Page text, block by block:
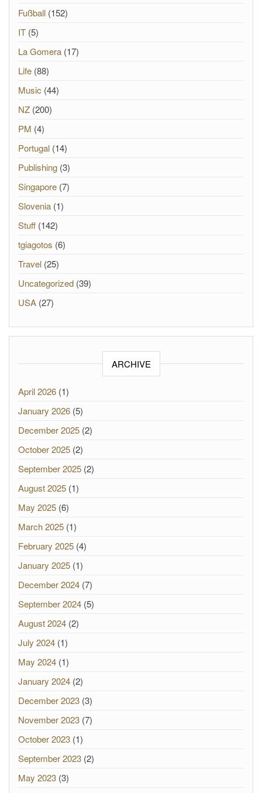
Fußball (152)
IT (5)
La Gomera (17)
Life (88)
Music (44)
NZ (200)
PM (4)
Portugal (14)
Publishing (3)
Singapore (7)
Slovenia (1)
Stuff (142)
tgiagotos (6)
Travel (25)
Uncategorized (39)
USA (27)
ARCHIVE
April 2026 (1)
January 2026 (5)
December 2025 (2)
October 2025 (2)
September 2025 (2)
August 2025 (1)
May 2025 (6)
March 2025 (1)
February 2025 (4)
January 2025 (1)
December 2024 (7)
September 2024 (5)
August 2024 (2)
July 2024 (1)
May 2024 (1)
January 2024 (2)
December 2023 (3)
November 2023 (7)
October 2023 (1)
September 2023 (2)
May 2023 (3)